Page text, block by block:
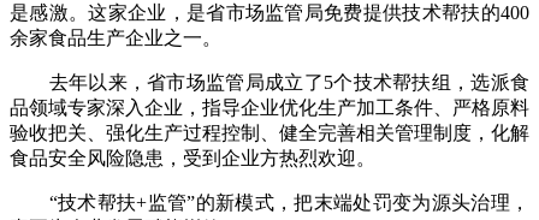
是感激。这家企业，是省市场监管局免费提供技术帮扶的400
余家食品生产企业之一。
去年以来，省市场监管局成立了5个技术帮扶组，选派食
品领域专家深入企业，指导企业优化生产加工条件、严格原料
验收把关、强化生产过程控制、健全完善相关管理制度，化解
食品安全风险隐患，受到企业方热烈欢迎。
“技术帮扶+监管”的新模式，把末端处罚变为源头治理，